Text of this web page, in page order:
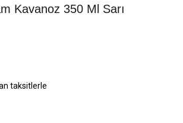
Kavanoz 350 Ml Sarı
taksitlerle